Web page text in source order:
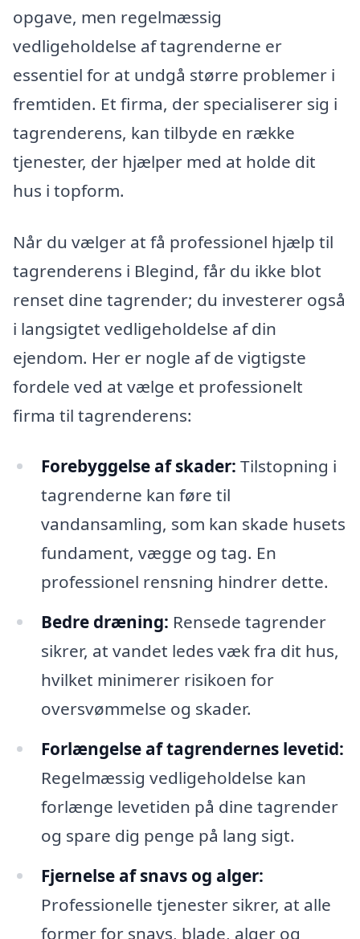
opgave, men regelmæssig
vedligeholdelse af tagrenderne er
essentiel for at undgå større problemer i
fremtiden. Et firma, der specialiserer sig i
tagrenderens, kan tilbyde en række
tjenester, der hjælper med at holde dit
hus i topform.
Når du vælger at få professionel hjælp til
tagrenderens i Blegind, får du ikke blot
renset dine tagrender; du investerer også
i langsigtet vedligeholdelse af din
ejendom. Her er nogle af de vigtigste
fordele ved at vælge et professionelt
firma til tagrenderens:
Forebyggelse af skader: Tilstopning i
tagrenderne kan føre til
vandansamling, som kan skade husets
fundament, vægge og tag. En
professionel rensning hindrer dette.
Bedre dræning: Rensede tagrender
sikrer, at vandet ledes væk fra dit hus,
hvilket minimerer risikoen for
oversvømmelse og skader.
Forlængelse af tagrendernes levetid:
Regelmæssig vedligeholdelse kan
forlænge levetiden på dine tagrender
og spare dig penge på lang sigt.
Fjernelse af snavs og alger:
Professionelle tjenester sikrer, at alle
former for snavs, blade, alger og